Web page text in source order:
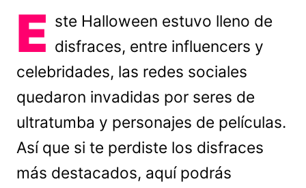
E ste Halloween estuvo lleno de
disfraces, entre influencers y
celebridades, las redes sociales
quedaron invadidas por seres de
ultratumba y personajes de películas.
Así que si te perdiste los disfraces
más destacados, aquí podrás